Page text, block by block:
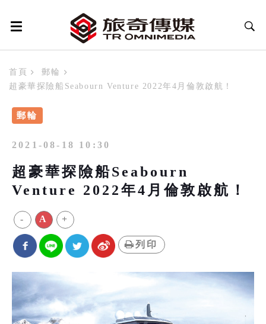
首頁
郵輪
超豪華探險船Seabourn Venture 2022年4月倫敦啟航！
郵輪
2021-08-18 10:30
超豪華探險船Seabourn
Venture 2022年4月倫敦啟航！
- A +
列印